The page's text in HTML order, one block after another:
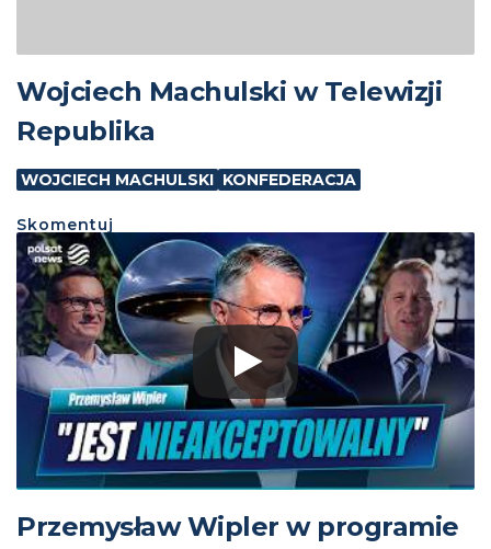
Wojciech Machulski w Telewizji
Republika
WOJCIECH MACHULSKI KONFEDERACJA
Skomentuj
Przemysław Wipler w programie